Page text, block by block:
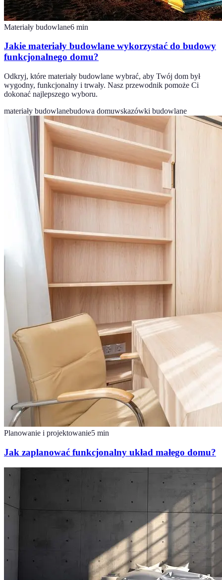
Materiały budowlane6 min
Jakie materiały budowlane wykorzystać do budowy
funkcjonalnego domu?
Odkryj, które materiały budowlane wybrać, aby Twój dom był
wygodny, funkcjonalny i trwały. Nasz przewodnik pomoże Ci
dokonać najlepszego wyboru.
materiały budowlanebudowa domuwskazówki budowlane
Planowanie i projektowanie5 min
Jak zaplanować funkcjonalny układ małego domu?